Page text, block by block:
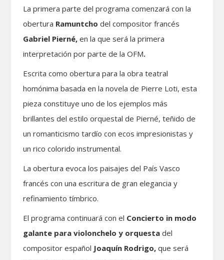
La primera parte del programa comenzará con la
obertura Ramuntchodel compositor francés
Gabriel Pierné,en la que será la primera
interpretación por parte de la OFM.
Escrita como obertura para la obra teatral
homónima basada en la novela de Pierre Loti, esta
pieza constituye uno de los ejemplos más
brillantes del estilo orquestal de Pierné, teñido de
un romanticismo tardío con ecos impresionistas y
un rico colorido instrumental.
La obertura evoca los paisajes del País Vasco
francés con una escritura de gran elegancia y
refinamiento tímbrico.
El programa continuará con el Concierto in modo
galante para violonchelo y orquestadel
compositor español Joaquín Rodrigo,que será